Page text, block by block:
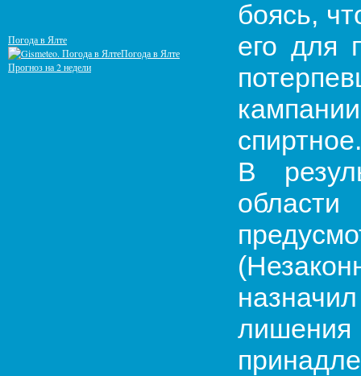
боясь,
его для
спиртное.
В
Погода в Ялте
Погода в Ялте
Прогноз на 2 недели